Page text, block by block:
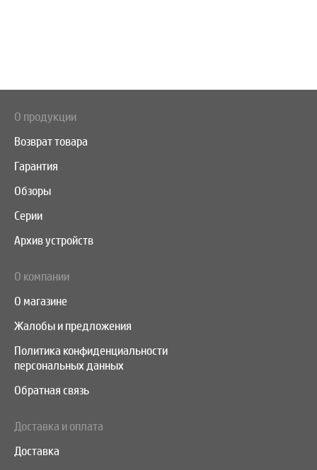
О продукции
Возврат товара
Гарантия
Обзоры
Серии
Архив устройств
О компании
О магазине
Жалобы и предложения
Политика конфиденциальности
персональных данных
Обратная связь
Доставка и оплата
Доставка